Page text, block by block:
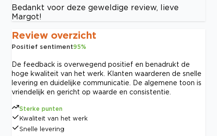
Bedankt voor deze geweldige review, lieve
Margot!
Review overzicht
Positief sentiment95%
De feedback is overwegend positief en benadrukt de
hoge kwaliteit van het werk. Klanten waarderen de snelle
levering en duidelijke communicatie. De algemene toon is
vriendelijk en gericht op waarde en consistentie.
Sterke punten
Kwaliteit van het werk
Snelle levering